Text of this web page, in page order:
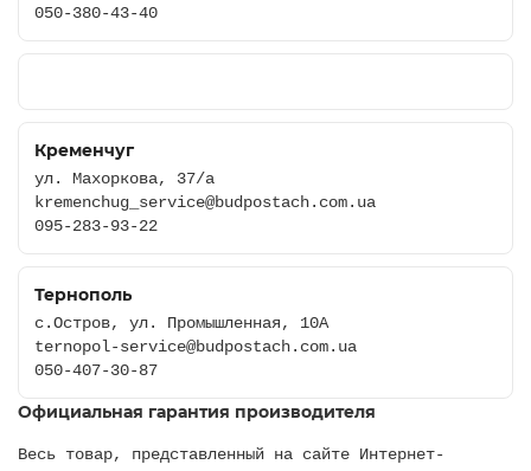
050-380-43-40
Кременчуг
ул. Махоркова, 37/а
kremenchug_service@budpostach.com.ua
095-283-93-22
Тернополь
c.Остров, ул. Промышленная, 10А
ternopol-service@budpostach.com.ua
050-407-30-87
Официальная гарантия производителя
Весь товар, представленный на сайте Интернет-